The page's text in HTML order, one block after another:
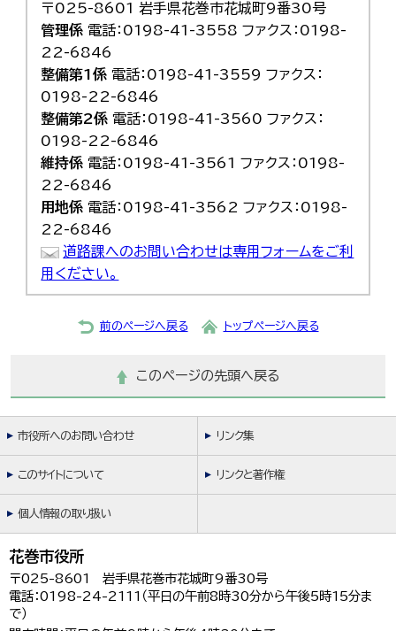
〒025-8601 岩手県花巻市花城町9番30号
管理係 電話：0198-41-3558 ファクス：0198-
22-6846
整備第1係 電話：0198-41-3559 ファクス：
0198-22-6846
整備第2係 電話：0198-41-3560 ファクス：
0198-22-6846
維持係 電話：0198-41-3561 ファクス：0198-
22-6846
用地係 電話：0198-41-3562 ファクス：0198-
22-6846
道路課へのお問い合わせは専用フォームをご利
用ください。
前のページへ戻る トップページへ戻る
このページの先頭へ戻る
市役所へのお問い合わせ リンク集
このサイトについて リンクと著作権
個人情報の取り扱い
花巻市役所
〒025-8601 岩手県花巻市花城町9番30号
電話：0198-24-2111（平日の午前8時30分から午後5時15分ま
で）